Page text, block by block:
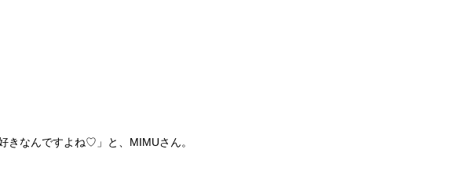
きなんですよね♡」と、MIMUさん。